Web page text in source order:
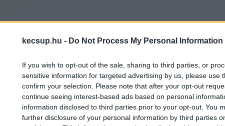
kecsup.hu - Do Not Process My Personal Information
If you wish to opt-out of the sale, sharing to third parties, or
sensitive information for targeted advertising by us, please use
confirm your selection. Please note that after your opt-out
continue seeing interest-based ads based on personal
information disclosed to third parties prior to your opt-out. You
further disclosure of your personal information by third parties
a kecskeméti közélet és így a KecsUP Hírek is
vezetéséhez szükséges végzettséggel.
(Mi Hazánk) önkormányzati képviselő
beszélt: ő maga is próbálta ellenőrizni az